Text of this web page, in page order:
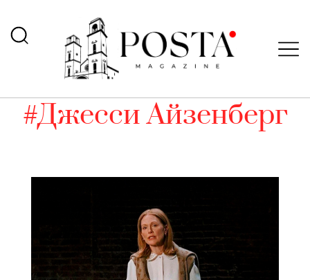
#Джесси Айзенберг